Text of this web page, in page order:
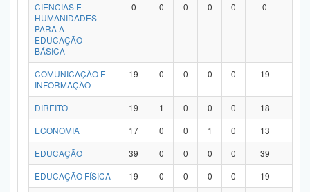
CIÊNCIAS E
HUMANIDADES
PARA A
EDUCAÇÃO
BÁSICA
0 0 0 0 0 0
COMUNICAÇÃO E
INFORMAÇÃO
19 0 0 0 0 19
DIREITO 19 1 0 0 0 18
ECONOMIA
17 0 0 1 0 13
EDUCAÇÃO
39 0 0 0 0 39
EDUCAÇÃO FÍSICA
19 0 0 0 0 19